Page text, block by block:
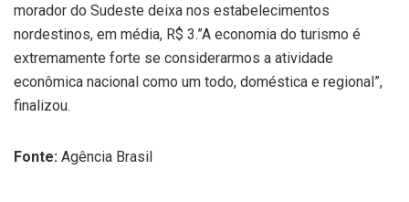
morador do Sudeste deixa nos estabelecimentos
nordestinos, em média, R$ 3.”A economia do turismo é
extremamente forte se considerarmos a atividade
econômica nacional como um todo, doméstica e regional”,
finalizou.
Fonte: Agência Brasil